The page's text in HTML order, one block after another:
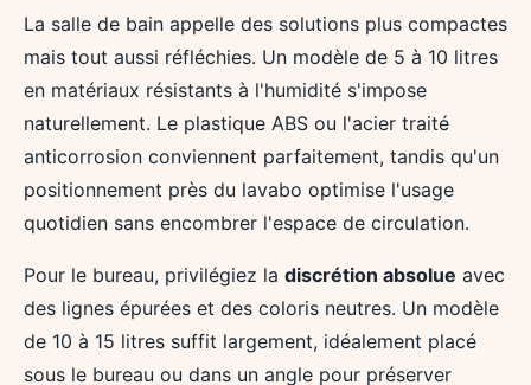
La salle de bain appelle des solutions plus compactes
mais tout aussi réfléchies. Un modèle de 5 à 10 litres
en matériaux résistants à l'humidité s'impose
naturellement. Le plastique ABS ou l'acier traité
anticorrosion conviennent parfaitement, tandis qu'un
positionnement près du lavabo optimise l'usage
quotidien sans encombrer l'espace de circulation.
Pour le bureau, privilégiez la discrétion absolue avec
des lignes épurées et des coloris neutres. Un modèle
de 10 à 15 litres suffit largement, idéalement placé
sous le bureau ou dans un angle pour préserver